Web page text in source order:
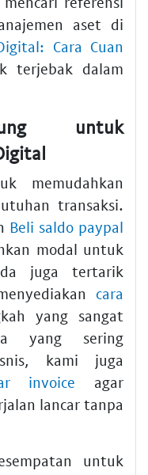
aset di
Cara Cuan
terjebak dalam
untuk
memudahkan
transaksi.
Beli saldo paypal
modal untuk
juga tertarik
cara
yang sangat
yang sering
kami juga
invoice agar
lancar tanpa
untuk